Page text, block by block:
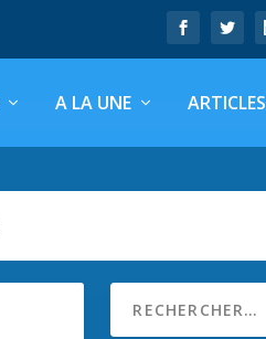
A LA UNE ARTICLES